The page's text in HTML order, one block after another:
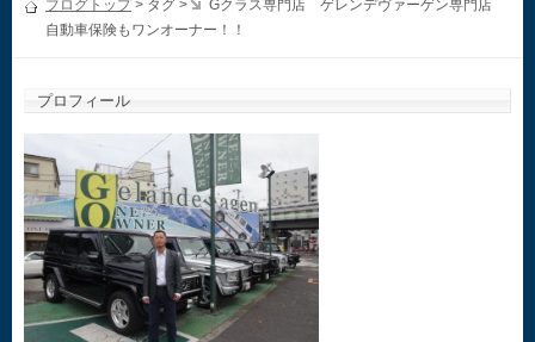
ブログトップ> タグ >
Gクラス専門店 ゲレンデヴァーゲン専門店
自動車保険もワンオーナー！！
プロフィール